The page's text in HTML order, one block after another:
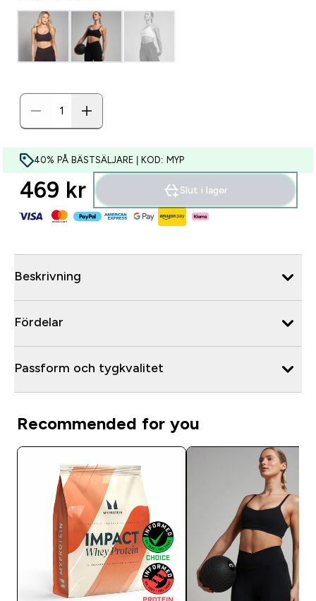
40% PÅ BÄSTSÄLJARE | KOD: MYP
469 kr‎ Slut i lager
Beskrivning
Fördelar
Passform och tygkvalitet
Recommended for you